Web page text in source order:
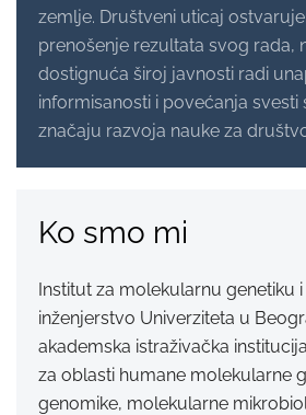
zemlje. Društveni uticaj
prenošenje rezultata svog rada,
dostignuća široj javnosti radi
informisanosti i povećanja svesti
značaju razvoja nauke za
Ko smo mi
Institut za molekularnu genetiku
inženjerstvo Univerziteta u
akademska istraživačka
za oblasti humane molekularne
genomike, molekularne